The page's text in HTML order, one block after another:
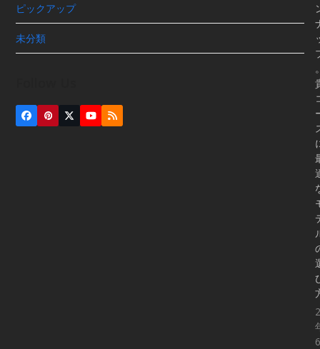
ピックアップ
未分類
Facebook
Pinterest
Twitter
(deprecated)
YouTube
RSS
6